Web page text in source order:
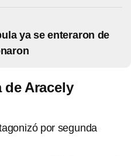
ya se enteraron de
de Aracely
por segunda